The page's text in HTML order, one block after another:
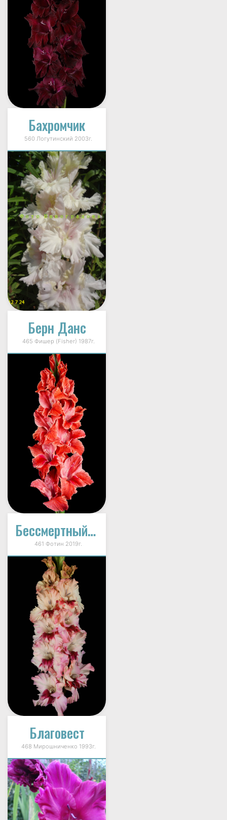
Бахромчик
560 Логутинский 2003г.
Берн Данс
465 Фишер (Fisher) 1987г.
Бессмертный Пони
461 Фотин 2019г.
Благовест
468 Мирошниченко 1993г.